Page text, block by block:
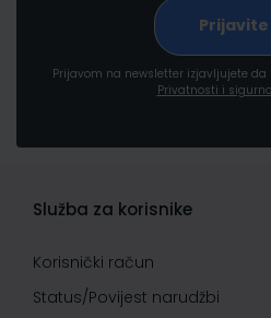
Prijavom na newsletter izjavljujete
Privatnosti i
Služba za korisnike
Korisnički račun
Status/Povijest narudžbi